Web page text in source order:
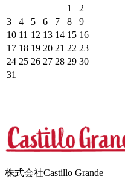
1
2
3
4 5 6 7 8
9
10 11 12 13 14 15 16
17 18 19 20 21 22 23
24 25 26 27 28 29 30
31
株式会社Castillo Grande